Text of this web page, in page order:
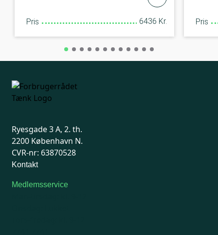
Pris 6436 Kr. Pris
Ryesgade 3 A, 2. th.
2200 København N.
CVR-nr: 63870528
Kontakt
Medlemsservice